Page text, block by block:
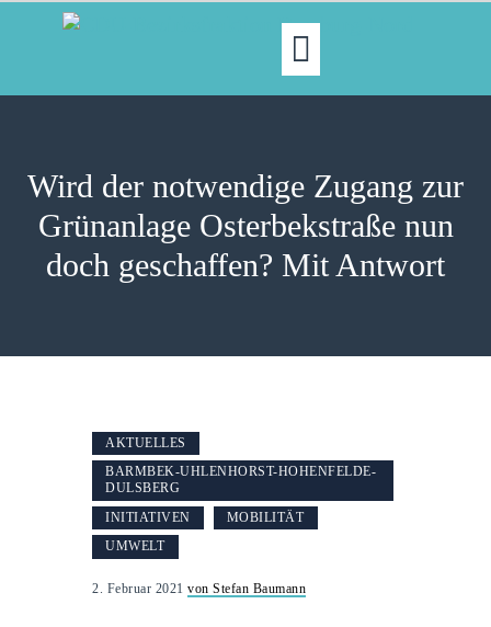
Wird der notwendige Zugang zur
Grünanlage Osterbekstraße nun
doch geschaffen? Mit Antwort
AKTUELLES
NORDAKTUELL
THEMEN
PRESSE
AKTUELLES
BARMBEK-UHLENHORST-HOHENFELDE-
DULSBERG
INITIATIVEN
MOBILITÄT
UMWELT
2. Februar 2021 von Stefan Baumann